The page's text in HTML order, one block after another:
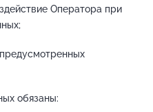
Оператора при
обязаны: